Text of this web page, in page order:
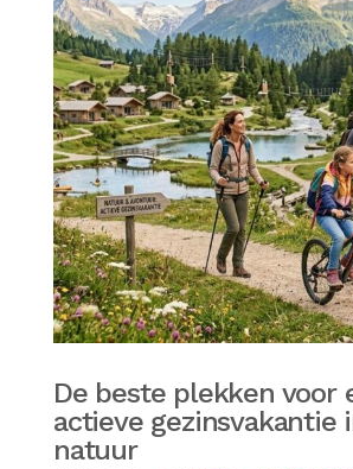
De beste plekken voor
actieve gezinsvakantie
natuur